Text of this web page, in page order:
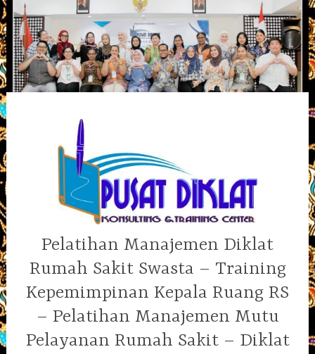
Skip
to
content
Pelatihan Manajemen Diklat
Rumah Sakit Swasta – Training
Kepemimpinan Kepala Ruang RS
– Pelatihan Manajemen Mutu
Pelayanan Rumah Sakit – Diklat